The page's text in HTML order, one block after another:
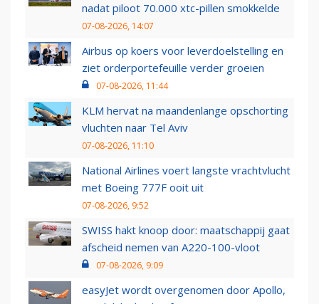
nadat piloot 70.000 xtc-pillen smokkelde
07-08-2026, 14:07
Airbus op koers voor leverdoelstelling en
ziet orderportefeuille verder groeien
07-08-2026, 11:44
KLM hervat na maandenlange opschorting
vluchten naar Tel Aviv
07-08-2026, 11:10
National Airlines voert langste vrachtvlucht
met Boeing 777F ooit uit
07-08-2026, 9:52
SWISS hakt knoop door: maatschappij gaat
afscheid nemen van A220-100-vloot
07-08-2026, 9:09
easyJet wordt overgenomen door Apollo,